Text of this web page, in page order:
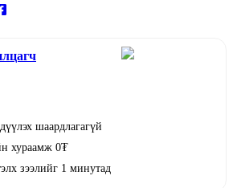
шаардлагагүй
хураамж 0₮
зээлийг 1 минутад